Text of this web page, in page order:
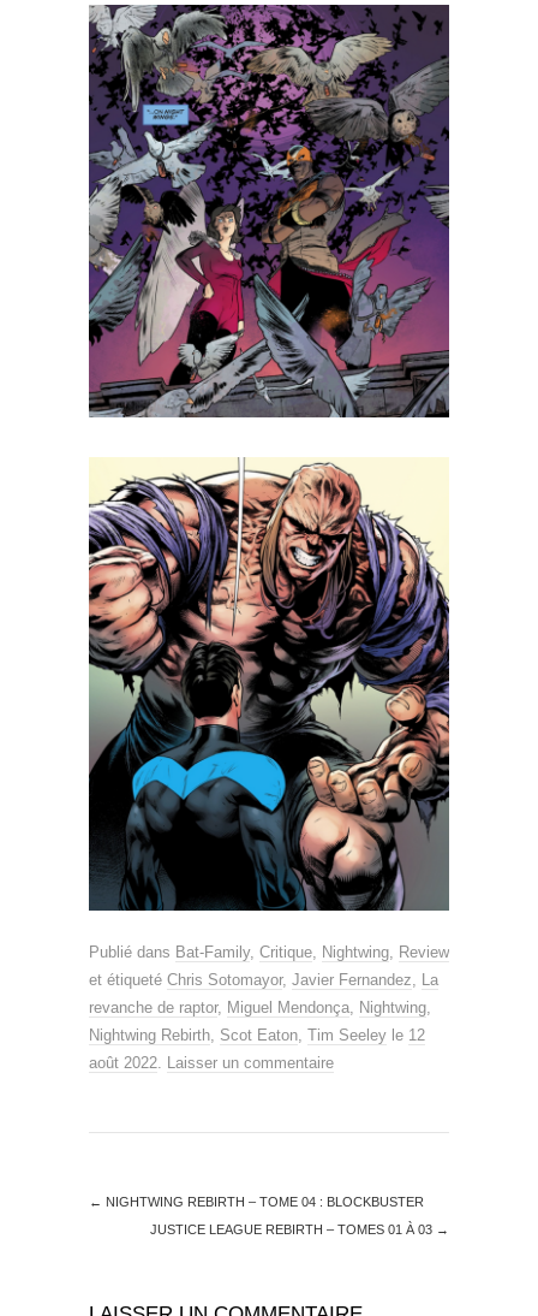
Publié dans Bat-Family, Critique Nightwing Review
et étiqueté Chris Sotomayor, Javier Fernandez
La
revanche de raptor, Miguel Mendonça Nightwing
Nightwing Rebirth Scot Eaton Tim Seeley le 12
août 2022 Laisser un commentaire
← NIGHTWING REBIRTH – TOME 04 : BLOCKBUSTER
JUSTICE LEAGUE REBIRTH – TOMES 01 À 03 →